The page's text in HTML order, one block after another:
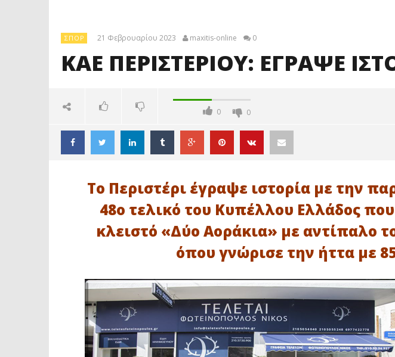
ΣΠΟΡ 21 Φεβρουαρίου 2023 maxitis-online 0
ΚΑΕ ΠΕΡΙΣΤΕΡΙΟΥ: ΕΓΡΑΨΕ
0 0
ΚΑΕ ΠΕΡΙΣΤΕΡΙΟΥ: ΕΓΡΑΨΕ
ΙΣΤΟΡΙΑ…
Φεβρουαρίου
2023
maxitis-
Ακαδημία Πετρούπολης: Άρης -
Κεραυνός και Αναγέννηση
ενώνουν τις δυνάμεις τους!
21
Φεβρουαρίου
2023
21
Το Περιστέρι έγραψε ιστορία με την
48ο τελικό του Κυπέλλου Ελλάδος
κλειστό «Δύο Αοράκια» με αντίπαλο
όπου γνώρισε την ήττα με